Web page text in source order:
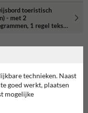
toeristisch
- met 2
1 regel tekst
technieken. Naast
goed werkt, plaatsen
mogelijke